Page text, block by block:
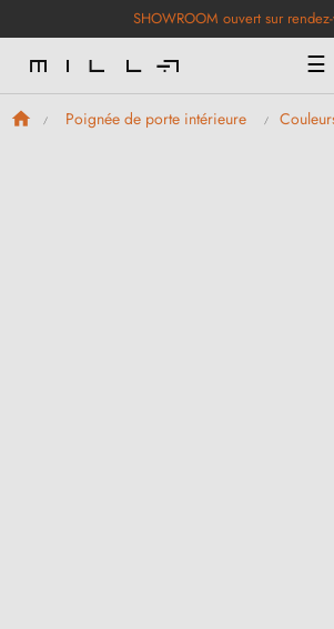
SHOWROOM ouvert sur
la
☰
Poignée de porte intérieure